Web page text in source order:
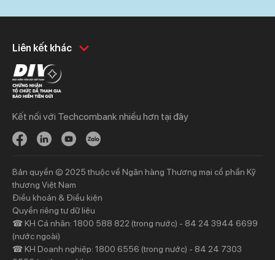
Liên kết khác
Khách hàng cá nhân
Chi tiêu
Tiết kiệm
Đầu tư
Bảo hiểm
Thông tin mới
Thương mại
Thông tin mới
Khách hàng ưu tiên
Dịch vụ khách hàng ưu tiên
Đặc quyền vượt trội
Thông tin tài chính
Đại hội đồng cổ đông
Kết nối với Techcombank nhiều hơn tại đây
Bản quyền © 2025 thuộc về Ngân hàng Thương mại cổ phần Kỹ
thương Việt Nam
Điều khoản & Điều kiện
Quyền riêng tư dữ liệu
☎ KH Cá nhân: 1800 588 822 (trong nước) - 84 24 3944 6699
(nước ngoài)
☎ KH Doanh nghiệp: 1800 6556 (trong nước) - 84 24 7303